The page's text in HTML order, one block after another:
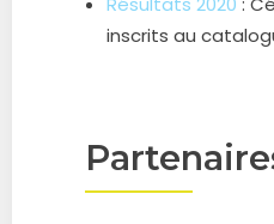
inscrits au